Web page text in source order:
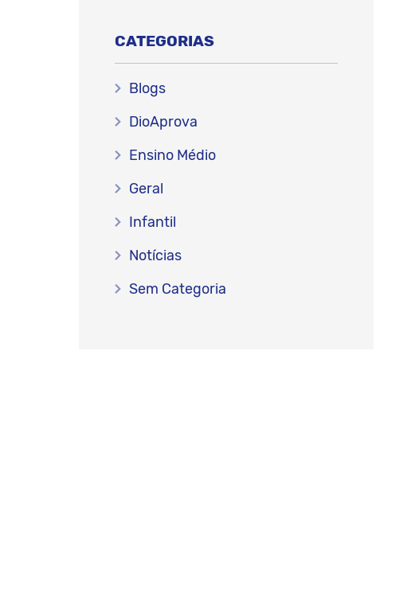
CATEGORIAS
Blogs
DioAprova
Ensino Médio
Geral
Infantil
Notícias
Sem Categoria